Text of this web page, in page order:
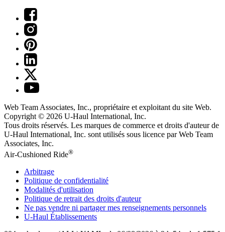
Web Team Associates, Inc., propriétaire et exploitant du site Web.
Copyright © 2026 U-Haul International, Inc.
Tous droits réservés. Les marques de commerce et droits d'auteur de
U-Haul International, Inc. sont utilisés sous licence par Web Team
Associates, Inc.
Air-Cushioned Ride®
Arbitrage
Politique de confidentialité
Modalités d'utilisation
Politique de retrait des droits d'auteur
Ne pas vendre ni partager mes renseignements personnels
U-Haul Établissements